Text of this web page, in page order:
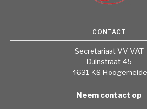
CONTACT
Secretariaat VV-VAT
Duinstraat 45
4631 KS Hoogerheide
Neem contact op